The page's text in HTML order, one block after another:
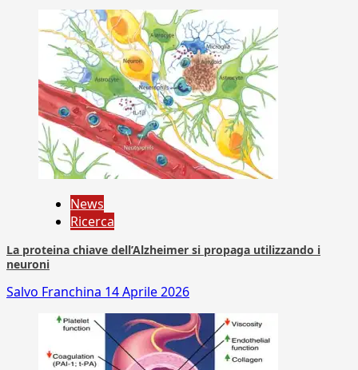
News
Ricerca
La proteina chiave dell’Alzheimer si propaga utilizzando i
neuroni
Salvo Franchina 14 Aprile 2026